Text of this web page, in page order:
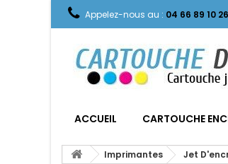
Appelez-nous au : 04 66 89 10 26
ACCUEIL CARTOUCHE
Imprimantes Jet